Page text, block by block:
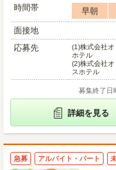
時間帯
早朝
面接地
応募先
(1)株式会社
ホテル
(2)株式会社
スホテル
募集終了日
詳細を見る
急募 アルバイト・パート